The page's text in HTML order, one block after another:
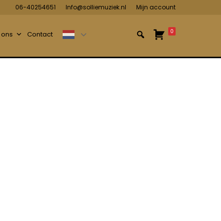
06-40254651 Info@solliemuziek.nl Mijn account
Contact 0